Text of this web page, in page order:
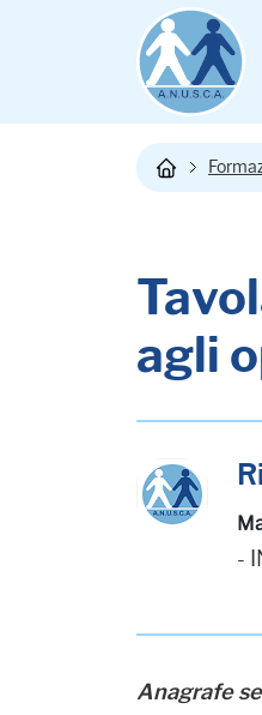
agli
-
Anagrafe